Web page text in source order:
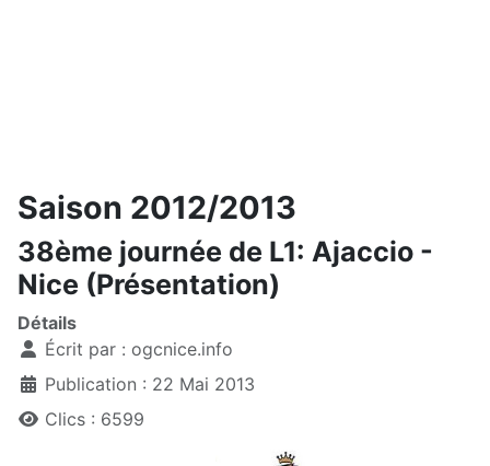
Saison 2012/2013
38ème journée de L1: Ajaccio -
Nice (Présentation)
Détails
Écrit par : ogcnice.info
Publication : 22 Mai 2013
Clics : 6599